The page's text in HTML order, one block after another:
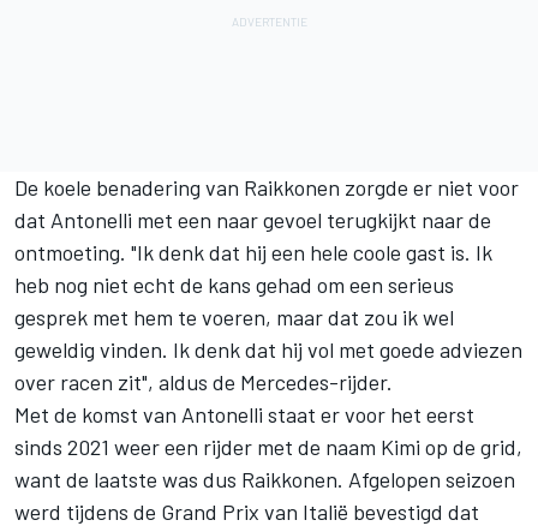
De koele benadering van Raikkonen zorgde er niet voor
dat Antonelli met een naar gevoel terugkijkt naar de
ontmoeting. "Ik denk dat hij een hele coole gast is. Ik
heb nog niet echt de kans gehad om een serieus
gesprek met hem te voeren, maar dat zou ik wel
geweldig vinden. Ik denk dat hij vol met goede adviezen
over racen zit", aldus de Mercedes-rijder.
Met de komst van Antonelli staat er voor het eerst
sinds 2021 weer een rijder met de naam Kimi op de grid,
want de laatste was dus Raikkonen. Afgelopen seizoen
werd tijdens de Grand Prix van Italië bevestigd dat